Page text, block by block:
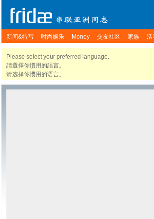
新闻&特写 时尚娱乐 Money 交友社区 家族 活
Please select your preferred language.
請選擇你慣用的語言。
请选择你惯用的语言。